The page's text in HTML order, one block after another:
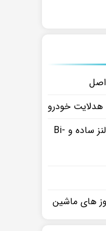
هدلایت خودرو
مزایا و معایب هر دو سیستم (لنز ساده و Bi-
های ماشین